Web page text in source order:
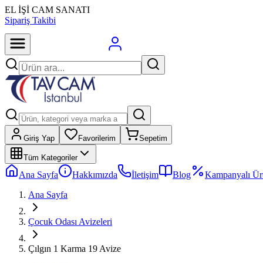
EL İŞİ CAM SANATI
Sipariş Takibi
Giriş Yap Favorilerim Sepetim
Tüm Kategoriler
Ana Sayfa Hakkımızda İletişim Blog
Kampanyalı
Ana Sayfa
Çocuk Odası Avizeleri
Çılgın 1 Karma 19 Avize